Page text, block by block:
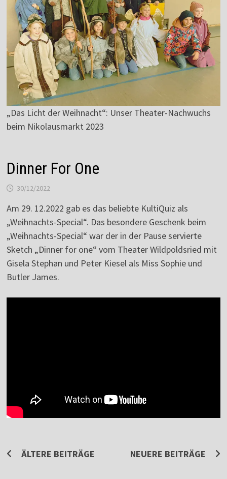
„Das Licht der Weihnacht“: Unser Theater-Nachwuchs
beim Nikolausmarkt 2023
Dinner For One
30/12/2022
Am 29. 12.2022 gab es das beliebte KultiQuiz als
„Weihnachts-Special“. Das besondere Geschenk beim
„Weihnachts-Special“ war der in der Pause servierte
Sketch „Dinner for one“ vom Theater Wildpoldsried mit
Gisela Stephan und Peter Kiesel als Miss Sophie und
Butler James.
Beitragsnavigation
ÄLTERE BEITRÄGE NEUERE BEITRÄGE